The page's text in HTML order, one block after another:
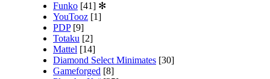
Funko [41] ✻
YouTooz [1]
PDP [9]
Totaku [2]
Mattel [14]
Diamond Select Minimates [30]
Gameforged [8]